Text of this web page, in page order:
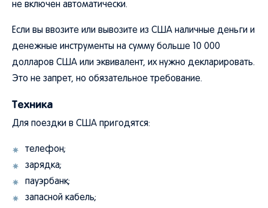
не включен автоматически.
Если вы ввозите или вывозите из США наличные деньги и
денежные инструменты на сумму больше 10 000
долларов США или эквивалент, их нужно декларировать.
Это не запрет, но обязательное требование.
Техника
Для поездки в США пригодятся:
телефон;
зарядка;
пауэрбанк;
запасной кабель;